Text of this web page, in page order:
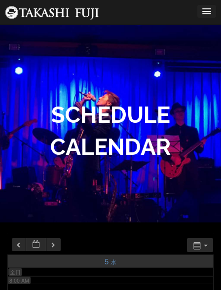
ン
テ
へ
ス
SCHEDULE
CALENDAR
5 水
全日
12:00 AM
1:00 AM
3:00 AM
4:00 AM
5:00 AM
6:00 AM
7:00 AM
8:00 AM